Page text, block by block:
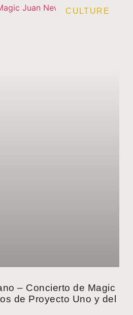
CULTURE
– Concierto de Magic
de Proyecto Uno y del